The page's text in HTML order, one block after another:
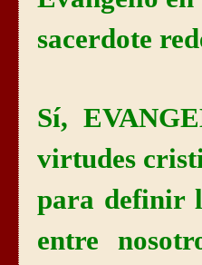
sacerdote
Sí,
virtudes
para definir
entre